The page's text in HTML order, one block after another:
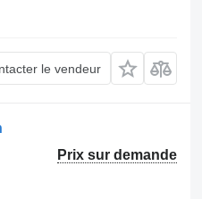
le vendeur
Prix sur demande